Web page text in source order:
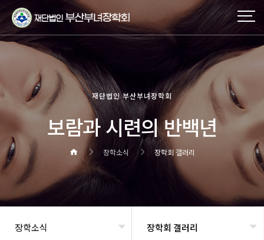
재단법인 부산부녀장학회
보람과 시련의 반백년
장학소식 장학회 갤러리
장학소식 장학회 갤러리